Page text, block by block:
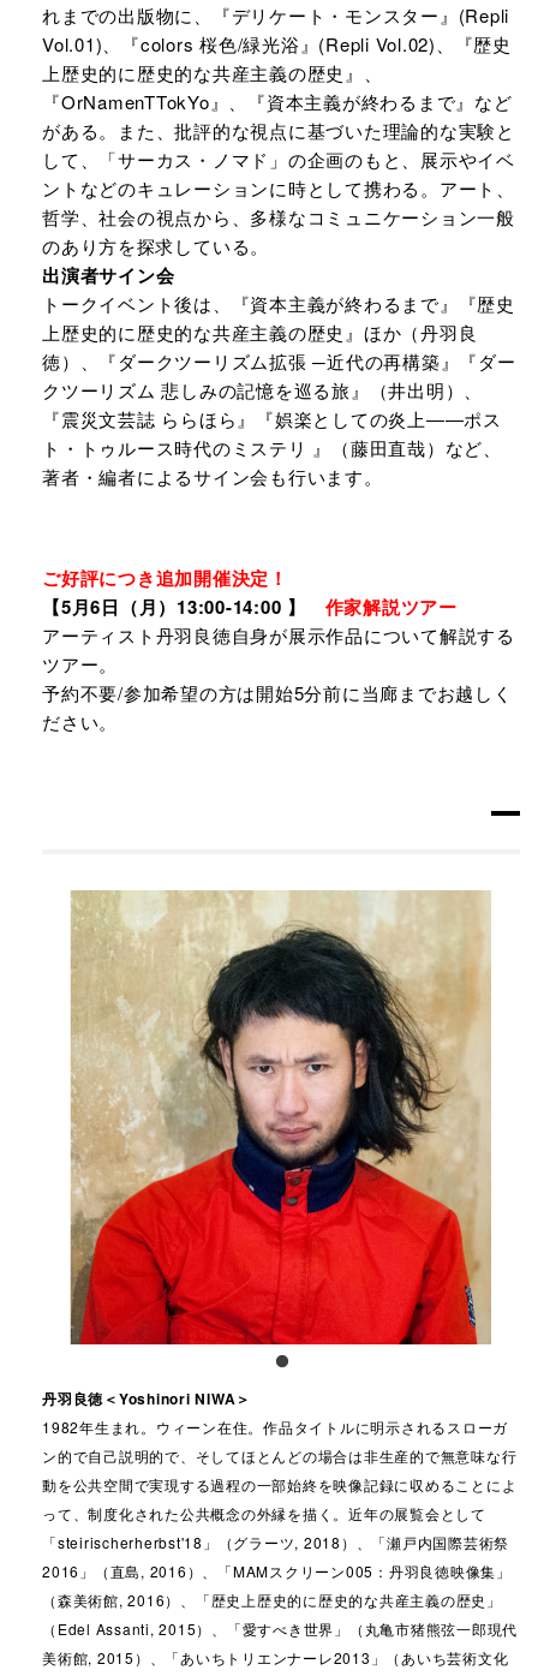
れまでの出版物に、『デリケート・モンスター』(Repli
Vol.01)、『colors 桜色/緑光浴』(Repli Vol.02)、『歴史
上歴史的に歴史的な共産主義の歴史』、
『OrNamenTTokYo』、『資本主義が終わるまで』など
がある。また、批評的な視点に基づいた理論的な実験と
して、「サーカス・ノマド」の企画のもと、展示やイベ
ントなどのキュレーションに時として携わる。アート、
哲学、社会の視点から、多様なコミュニケーション一般
のあり方を探求している。
出演者サイン会
トークイベント後は、『資本主義が終わるまで』『歴史
上歴史的に歴史的な共産主義の歴史』ほか（丹羽良
徳）、『ダークツーリズム拡張 ─近代の再構築』『ダー
クツーリズム 悲しみの記憶を巡る旅』（井出明）、
『震災文芸誌 ららほら』『娯楽としての炎上――ポス
ト・トゥルース時代のミステリ 』（藤田直哉）など、
著者・編者によるサイン会も行います。
ご好評につき追加開催決定！
【5月6日（月）13:00-14:00 】 作家解説ツアー
アーティスト丹羽良徳自身が展示作品について解説する
ツアー。
予約不要/参加希望の方は開始5分前に当廊までお越しく
ださい。
丹羽良徳＜Yoshinori NIWA＞
1982年生まれ。ウィーン在住。作品タイトルに明示されるスローガ
ン的で自己説明的で、そしてほとんどの場合は非生産的で無意味な行
動を公共空間で実現する過程の一部始終を映像記録に収めることによ
って、制度化された公共概念の外縁を描く。近年の展覧会として
「steirischerherbst'18」（グラーツ, 2018）、「瀬戸内国際芸術祭
2016」（直島, 2016）、「MAMスクリーン005：丹羽良徳映像集」
（森美術館, 2016）、「歴史上歴史的に歴史的な共産主義の歴史」
（Edel Assanti, 2015）、「愛すべき世界」（丸亀市猪熊弦一郎現代
美術館, 2015）、「あいちトリエンナーレ2013」（あいち芸術文化